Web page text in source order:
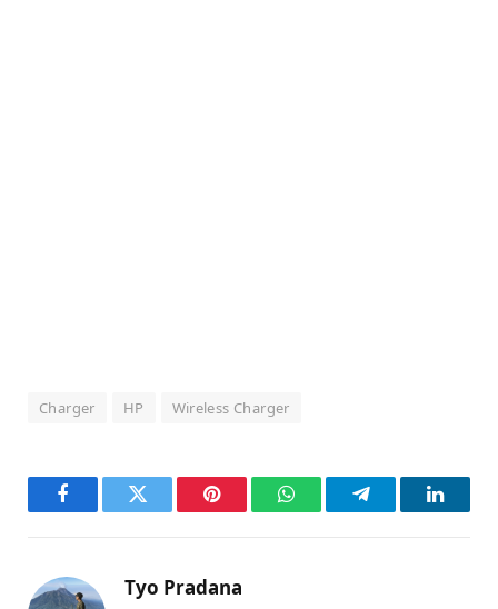
Charger HP Wireless Charger
FacebookTwitter Pinterest WhatsAppTelegram
Tyo Pradana